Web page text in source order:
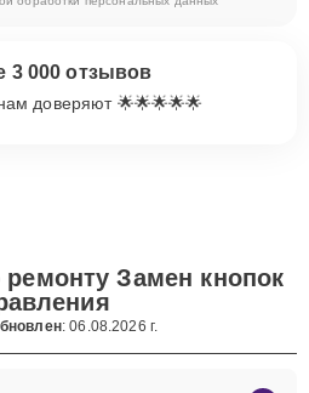
3 000 отзывов
доверяют 🌟🌟🌟🌟🌟
ремонту Замен кнопок
: 06.08.2026 г.